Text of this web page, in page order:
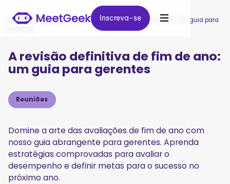
Inscreva-se
Inscreva-se
MeetGeek / Blog / A revisão definitiva de fim de ano: um guia para
A revisão definitiva de fim de ano:
um guia para gerentes
Reuniões
Domine a arte das avaliações de fim de ano com
nosso guia abrangente para gerentes. Aprenda
estratégias comprovadas para avaliar o
desempenho e definir metas para o sucesso no
próximo ano.